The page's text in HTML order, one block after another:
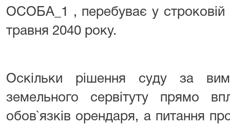
ОСОБА_1 , перебуває у
травня 2040 року.
Оскільки рішення суду за
земельного сервітуту прямо
обов`язків орендаря, а питання